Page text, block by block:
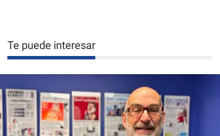
Te puede interesar